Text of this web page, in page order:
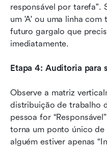
responsável por tarefa".
um 'A' ou uma linha
futuro gargalo que
imediatamente.
Etapa 4: Auditoria para
Observe a matriz
distribuição de trabalho
pessoa for
torna um ponto único
alguém estiver apenas